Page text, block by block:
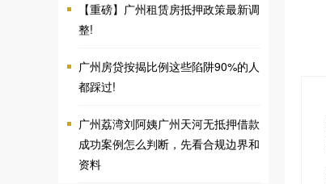
【重磅】广州租赁房抵押政策最新调
整!
广州房贷按揭比例这些陷阱90%的人
都踩过!
广州荔湾刘阿姨广州天河无抵押借款
成功案例怎么判断，先看合规边界和
资料